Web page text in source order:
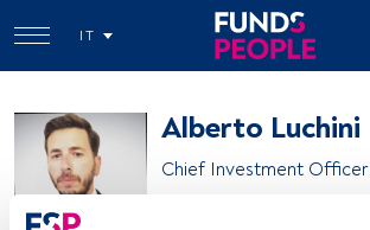
IT
Alberto Luchini
Chief Investment Officer